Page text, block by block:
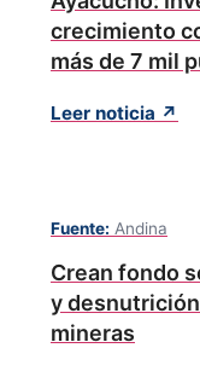
crecimiento
más de 7 mil
Leer noticia ↗
Fuente: Andina
Crean fondo
y
mineras